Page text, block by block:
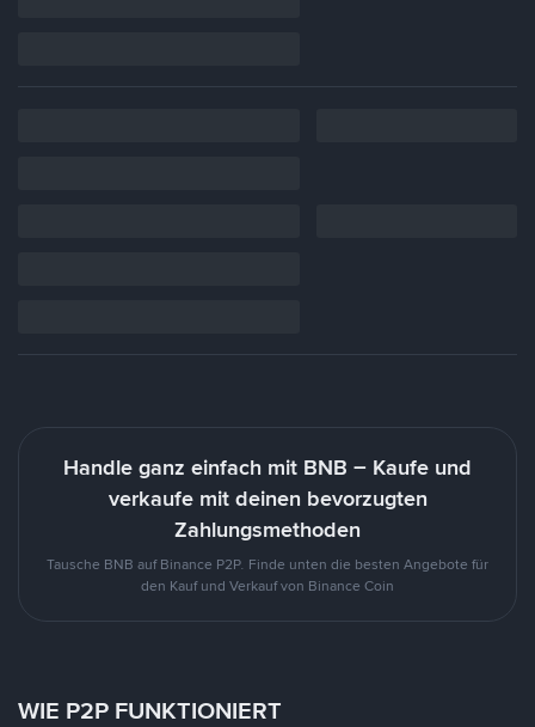
Handle ganz einfach mit BNB – Kaufe und
verkaufe mit deinen bevorzugten
Zahlungsmethoden
Tausche BNB auf Binance P2P. Finde unten die besten Angebote für
den Kauf und Verkauf von Binance Coin
WIE P2P FUNKTIONIERT